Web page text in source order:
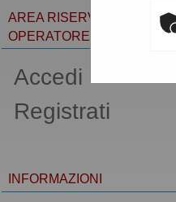
AREA RISERVATA
OPERATORE ECONOMICO
Accedi -
Registrati
INFORMAZIONI